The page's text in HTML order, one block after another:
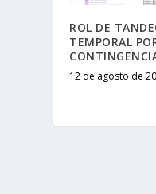
ROL DE
TEMPORAL
12 de agosto de